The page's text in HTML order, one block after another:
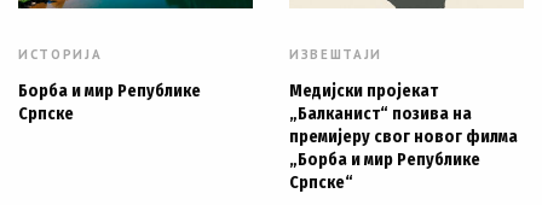
ИСТОРИЈА
Борба и мир Републике
Српске
ИЗВЕШТАЈИ
Медијски пројекат
„Балканист“ позива на
премијеру свог новог филма
„Борба и мир Републике
Српске“